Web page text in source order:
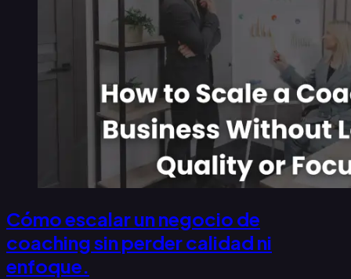
Cómo escalar un negocio de
coaching sin perder calidad ni
enfoque.